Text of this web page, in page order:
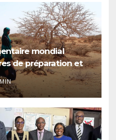
mondial
de préparation et
menace d’El Niño,
dizaines de
dans l’insécurité